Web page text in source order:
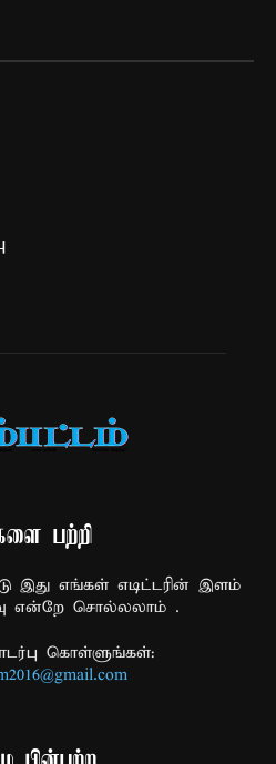
பற்றி
இது எங்கள் எடிட்டரின் இளம்
என்றே சொல்லலாம் .
கொள்ளுங்கள்: